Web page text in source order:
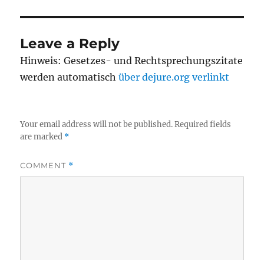
Leave a Reply
Hinweis: Gesetzes- und Rechtsprechungszitate
werden automatischüber dejure.org verlinkt
Your email address will not be published. Required fields
are marked *
COMMENT *